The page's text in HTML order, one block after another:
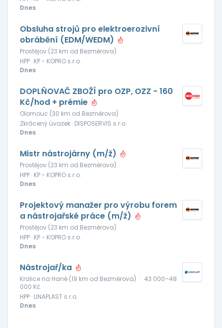
Dnes
Obsluha strojů pro elektroerozivní
obrábění (EDM/WEDM)
Prostějov (23 km od Bezměrova)
HPP · KP - KOPRO s.r.o.
Dnes
DOPLŇOVAČ ZBOŽÍ pro OZP, OZZ - 160
Kč/hod + prémie
Olomouc (30 km od Bezměrova)
Zkrácený úvazek · DISPOSERVIS s.r.o.
Dnes
Mistr nástrojárny (m/ž)
Prostějov (23 km od Bezměrova)
HPP · KP - KOPRO s.r.o.
Dnes
Projektový manažer pro výrobu forem
a nástrojařské práce (m/ž)
Prostějov (23 km od Bezměrova)
HPP · KP - KOPRO s.r.o.
Dnes
Nástrojař/ka
Kralice na Hané (19 km od Bezměrova) · 43 000–48
000 Kč
HPP · LINAPLAST s.r.o.
Dnes